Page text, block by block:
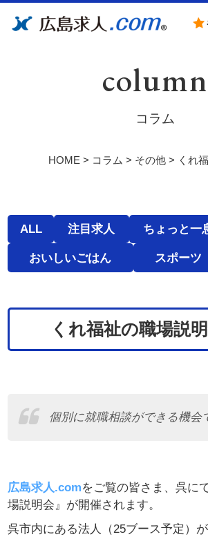
column
コラム
HOME> コラム > その他> くれ
ALL 注目求人 ちょっと一
おいしいごはん スポーツ
くれ福祉の職場説
個別に就職相談ができる機会
広島求人.comをご覧の皆さま、呉に
場説明会』が開催されます。
呉市内にある法人（25ブース予定）が